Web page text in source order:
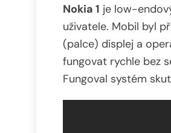
Nokia 1 je low-
uživatele. Mobil byl
(palce) displej a
fungovat rychle bez
Fungoval systém